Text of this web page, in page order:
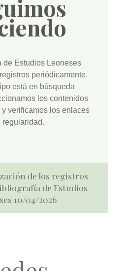
de Estudios Leoneses
periódicamente.
está en búsqueda
los contenidos
verificamos los enlaces
regularidad.
de los registros
de Estudios
10/04/2026